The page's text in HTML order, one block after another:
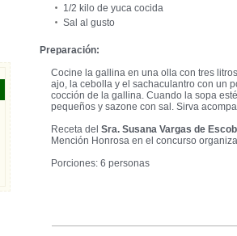
1/2 kilo de yuca cocida
Sal al gusto
Preparación:
Cocine la gallina en una olla con tres
ajo, la cebolla y el sachaculantro con un
cocción de la gallina. Cuando la sopa
pequeños y sazone con sal. Sirva
Receta del Sra. Susana Vargas de
Mención Honrosa en el concurso
Porciones: 6 personas